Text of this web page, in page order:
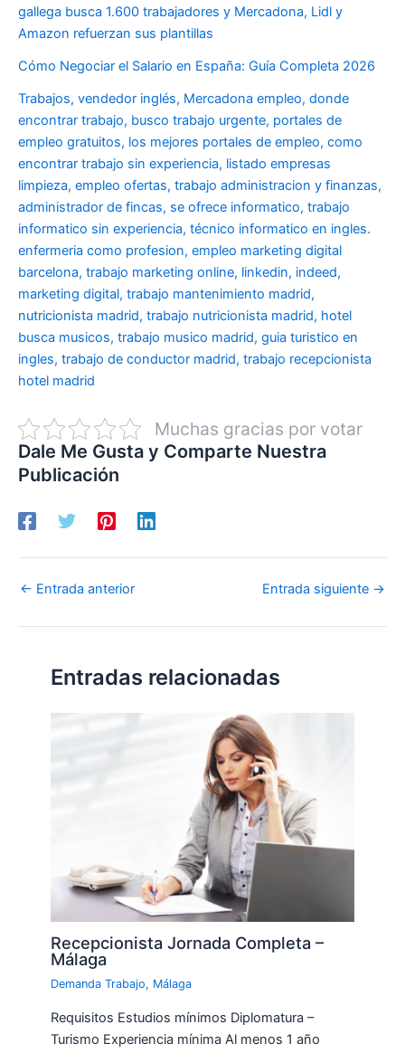
gallega busca 1.600 trabajadores y Mercadona, Lidl y
Amazon refuerzan sus plantillas
Cómo Negociar el Salario en España: Guía Completa 2026
Trabajos, vendedor inglés, Mercadona empleo, donde
encontrar trabajo, busco trabajo urgente, portales de
empleo gratuitos, los mejores portales de empleo, como
encontrar trabajo sin experiencia, listado empresas
limpieza, empleo ofertas, trabajo administracion y finanzas,
administrador de fincas, se ofrece informatico, trabajo
informatico sin experiencia, técnico informatico en ingles.
enfermeria como profesion, empleo marketing digital
barcelona, trabajo marketing online, linkedin, indeed,
marketing digital, trabajo mantenimiento madrid,
nutricionista madrid, trabajo nutricionista madrid, hotel
busca musicos, trabajo musico madrid, guia turistico en
ingles, trabajo de conductor madrid, trabajo recepcionista
hotel madrid
Muchas gracias por votar
Dale Me Gusta y Comparte Nuestra
Publicación
← Entrada anterior Entrada siguiente →
Entradas relacionadas
Recepcionista Jornada Completa –
Málaga
Demanda Trabajo, Málaga
Requisitos Estudios mínimos Diplomatura –
Turismo Experiencia mínima Al menos 1 año